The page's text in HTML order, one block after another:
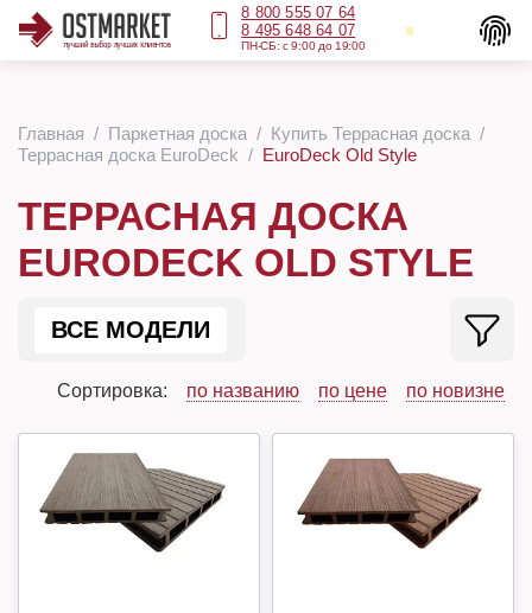
8 800 555 07 64
8 495 648 64 07
ПН-СБ: с 9:00 до 19:00
Главная Паркетная доска
Купить Террасная доска
Террасная доска EuroDeck
EuroDeck Old Style
ТЕРРАСНАЯ ДОСКА
EURODECK OLD STYLE
ВСЕ МОДЕЛИ
Сортировка: по названию по цене по новизне